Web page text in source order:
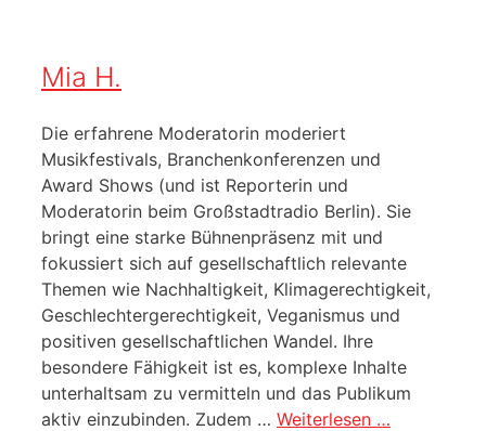
Mia H.
Die erfahrene Moderatorin moderiert
Musikfestivals, Branchenkonferenzen und
Award Shows (und ist Reporterin und
Moderatorin beim Großstadtradio Berlin). Sie
bringt eine starke Bühnenpräsenz mit und
fokussiert sich auf gesellschaftlich relevante
Themen wie Nachhaltigkeit, Klimagerechtigkeit,
Geschlechtergerechtigkeit, Veganismus und
positiven gesellschaftlichen Wandel. Ihre
besondere Fähigkeit ist es, komplexe Inhalte
unterhaltsam zu vermitteln und das Publikum
aktiv einzubinden. Zudem … Weiterlesen …